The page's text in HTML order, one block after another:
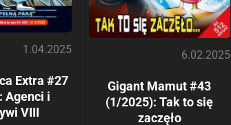
1.04.2025
Extra #27
Agenci i
VIII
6.02.2025
Gigant Mamut #43
(1/2025): Tak to się
zaczęło